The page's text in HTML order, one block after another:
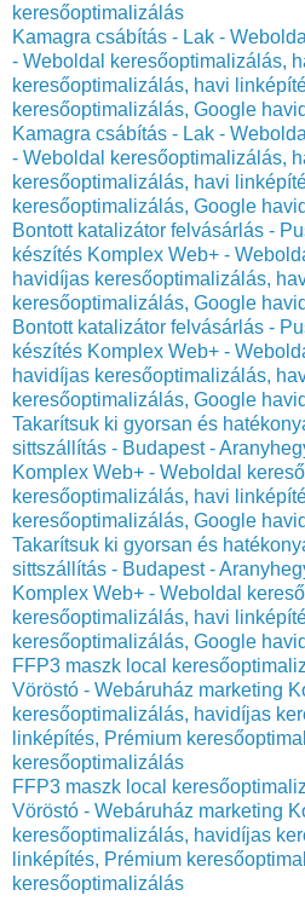
keresőoptimalizálás
Kamagra csábítás - Lak -
- Weboldal keresőoptimalizálás,
keresőoptimalizálás, havi
keresőoptimalizálás, Google
Kamagra csábítás - Lak -
- Weboldal keresőoptimalizálás,
keresőoptimalizálás, havi
keresőoptimalizálás, Google
Bontott katalizátor felvásárlás -
készítés Komplex Web+ -
havidíjas keresőoptimalizálás,
keresőoptimalizálás, Google
Bontott katalizátor felvásárlás -
készítés Komplex Web+ -
havidíjas keresőoptimalizálás,
keresőoptimalizálás, Google
Takarítsuk ki gyorsan és
sittszállítás - Budapest -
Komplex Web+ - Weboldal
keresőoptimalizálás, havi
keresőoptimalizálás, Google
Takarítsuk ki gyorsan és
sittszállítás - Budapest -
Komplex Web+ - Weboldal
keresőoptimalizálás, havi
keresőoptimalizálás, Google
FFP3 maszk local
Vöröstó - Webáruház marketing
keresőoptimalizálás, havidíjas
linképítés, Prémium
keresőoptimalizálás
FFP3 maszk local
Vöröstó - Webáruház marketing
keresőoptimalizálás, havidíjas
linképítés, Prémium
keresőoptimalizálás